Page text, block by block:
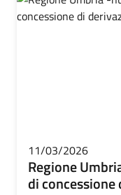
11/03/2026
Regione
di